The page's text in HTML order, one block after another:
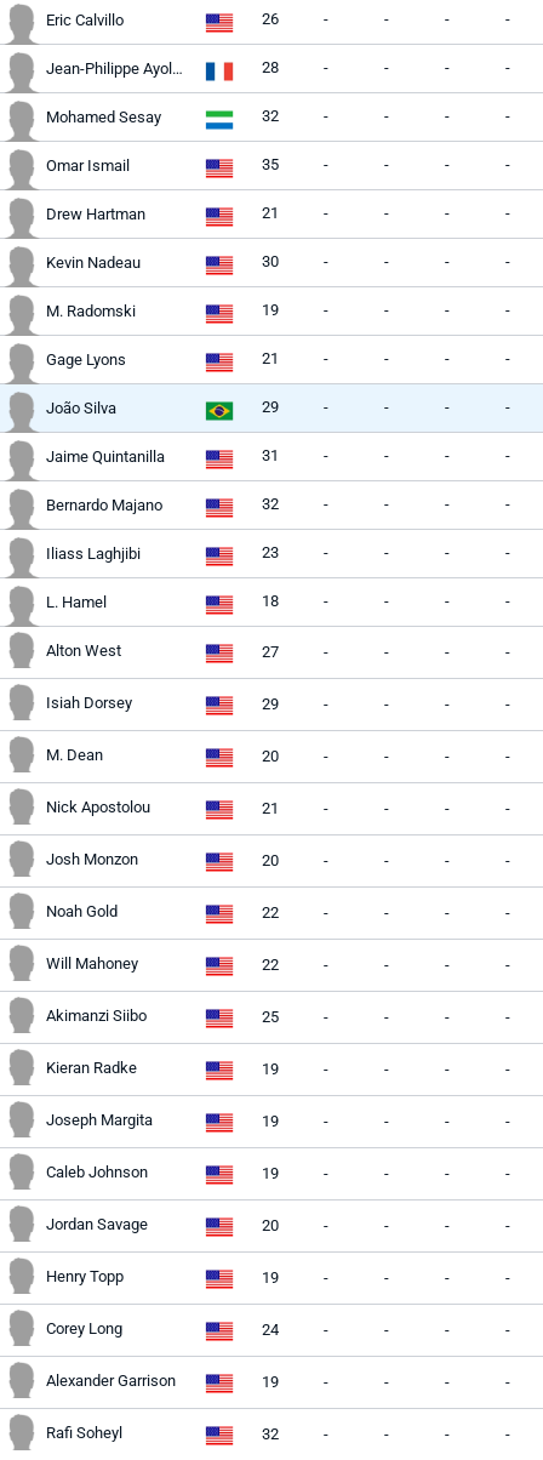
Eric Calvillo 26 - - - -
Jean-Philippe Ayolmbong 28 - - - -
Mohamed Sesay 32 - - - -
Omar Ismail 35 - - - -
Drew Hartman 21 - - - -
Kevin Nadeau 30 - - - -
M. Radomski 19 - - - -
Gage Lyons 21 - - - -
João Silva 29 - - - -
Jaime Quintanilla 31 - - - -
Bernardo Majano 32 - - - -
Iliass Laghjibi 23 - - - -
L. Hamel 18 - - - -
Alton West 27 - - - -
Isiah Dorsey 29 - - - -
M. Dean 20 - - - -
Nick Apostolou 21 - - - -
Josh Monzon 20 - - - -
Noah Gold 22 - - - -
Will Mahoney 22 - - - -
Akimanzi Siibo 25 - - - -
Kieran Radke 19 - - - -
Joseph Margita 19 - - - -
Caleb Johnson 19 - - - -
Jordan Savage 20 - - - -
Henry Topp 19 - - - -
Corey Long 24 - - - -
Alexander Garrison 19 - - - -
Rafi Soheyl 32 - - - -